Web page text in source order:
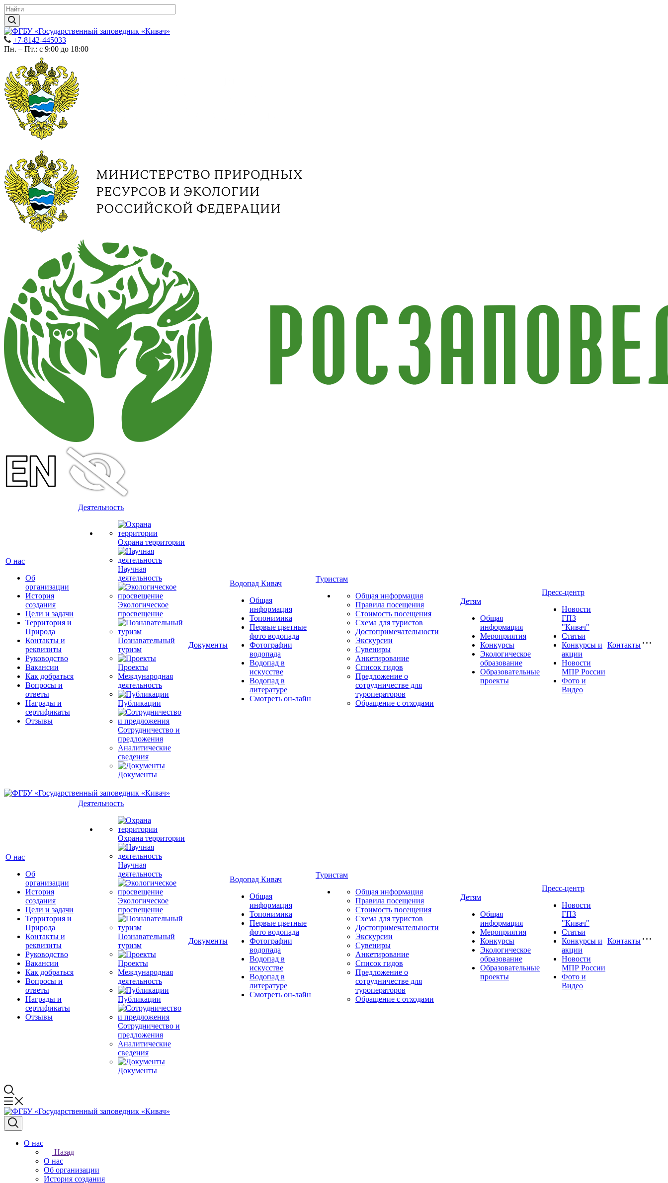
+7-8142-445033
Пн. – Пт.: с 9:00 до 18:00
О нас
Об
организации
История
создания
Цели и задачи
Территория и
Природа
Контакты и
реквизиты
Руководство
Вакансии
Как добраться
Вопросы и
ответы
Награды и
сертификаты
Отзывы
Деятельность
Охрана территории
Научная
деятельность
Экологическое
просвещение
Познавательный
туризм
Проекты
Международная
деятельность
Публикации
Сотрудничество и
предложения
Аналитические
сведения
Документы
Документы
Водопад Кивач
Общая
информация
Топонимика
Первые цветные
фото водопада
Фотографии
водопада
Водопад в
искусстве
Водопад в
литературе
Смотреть он-лайн
Туристам
Общая информация
Правила посещения
Стоимость посещения
Схема для туристов
Достопримечательности
Экскурсии
Сувениры
Анкетирование
Список гидов
Предложение о
сотрудничестве для
туроператоров
Обращение с отходами
Детям
Общая
информация
Мероприятия
Конкурсы
Экологическое
образование
Образовательные
проекты
Пресс-центр
Новости
ГПЗ
"Кивач"
Статьи
Конкурсы и
акции
Новости
МПР России
Фото и
Видео
Контакты
О нас
Об
организации
История
создания
Цели и задачи
Территория и
Природа
Контакты и
реквизиты
Руководство
Вакансии
Как добраться
Вопросы и
ответы
Награды и
сертификаты
Отзывы
Деятельность
Охрана территории
Научная
деятельность
Экологическое
просвещение
Познавательный
туризм
Проекты
Международная
деятельность
Публикации
Сотрудничество и
предложения
Аналитические
сведения
Документы
Документы
Водопад Кивач
Общая
информация
Топонимика
Первые цветные
фото водопада
Фотографии
водопада
Водопад в
искусстве
Водопад в
литературе
Смотреть он-лайн
Туристам
Общая информация
Правила посещения
Стоимость посещения
Схема для туристов
Достопримечательности
Экскурсии
Сувениры
Анкетирование
Список гидов
Предложение о
сотрудничестве для
туроператоров
Обращение с отходами
Детям
Общая
информация
Мероприятия
Конкурсы
Экологическое
образование
Образовательные
проекты
Пресс-центр
Новости
ГПЗ
"Кивач"
Статьи
Конкурсы и
акции
Новости
МПР России
Фото и
Видео
Контакты
О нас
Назад
О нас
Об организации
История создания